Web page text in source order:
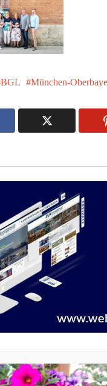
BGL München-